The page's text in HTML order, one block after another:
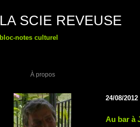
LA SCIE REVEUSE
bloc-notes culturel
À propos
24/08/2012
Au bar à